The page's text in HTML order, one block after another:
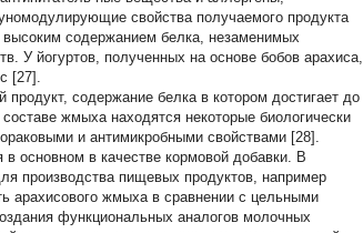
свойства получаемого продукта
высоким содержанием белка, незаменимых
У йогуртов, полученных на основе бобов арахиса,
[27].
содержание белка в котором достигает до
жмыха находятся некоторые биологически
и антимикробными свойствами [28].
в основном в качестве кормовой добавки. В
производства пищевых продуктов, например
арахисового жмыха в сравнении с цельными
функциональных аналогов молочных